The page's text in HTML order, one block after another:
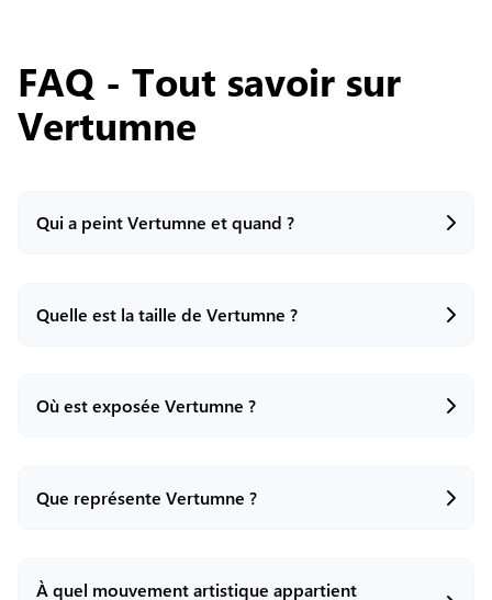
FAQ - Tout savoir sur
Vertumne
Qui a peint Vertumne et quand ?
Cette œuvre a été réalisée par le peintre italien
Quelle est la taille de Vertumne ?
Le tableau mesure 70 cm de hauteur sur 58 cm de
Où est exposée Vertumne ?
L'œuvre est conservée au château de Skokloster
Que représente Vertumne ?
Le tableau illustre un portrait de l'empereur
À quel mouvement artistique appartient